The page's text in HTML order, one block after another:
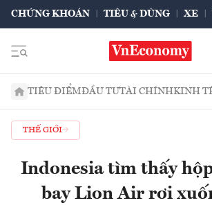
CHỨNG KHOÁN TIÊU & DÙNG XE
TIÊU ĐIỂMĐẦU TƯTÀI CHÍNHKINH
THẾ GIỚI
Indonesia tìm thấy
bay Lion Air rơi